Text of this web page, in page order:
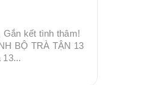
kết tình thâm!
BỘ TRÀ TẬN 13